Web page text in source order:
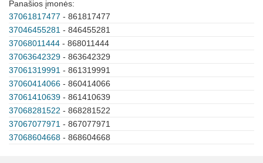
Panašios įmonės:
37061817477 - 861817477
37046455281 - 846455281
37068011444 - 868011444
37063642329 - 863642329
37061319991 - 861319991
37060414066 - 860414066
37061410639 - 861410639
37068281522 - 868281522
37067077971 - 867077971
37068604668 - 868604668